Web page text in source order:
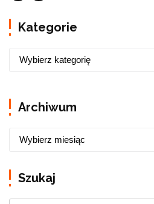
Kategorie
Archiwum
Szukaj